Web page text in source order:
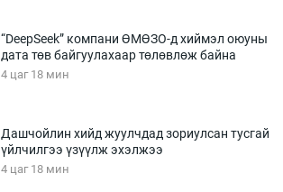
“DeepSeek” компани ӨМӨЗО-д хиймэл оюуны
дата төв байгуулахаар төлөвлөж байна
4 цаг 18 мин
Дашчойлин хийд жуулчдад зориулсан тусгай
үйлчилгээ үзүүлж эхэлжээ
4 цаг 18 мин